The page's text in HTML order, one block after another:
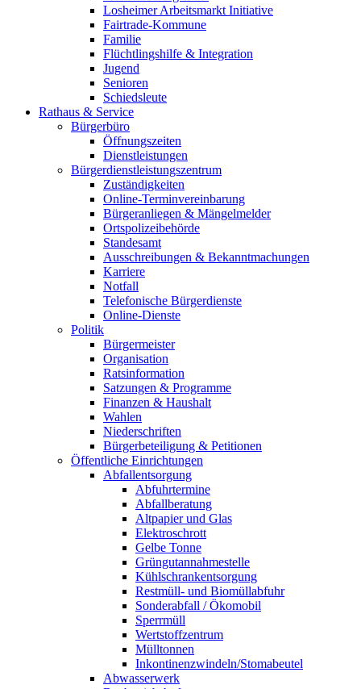
Losheimer Arbeitsmarkt Initiative
Fairtrade-Kommune
Familie
Flüchtlingshilfe & Integration
Jugend
Senioren
Schiedsleute
Rathaus & Service
Bürgerbüro
Öffnungszeiten
Dienstleistungen
Bürgerdienstleistungszentrum
Zuständigkeiten
Online-Terminvereinbarung
Bürgeranliegen & Mängelmelder
Ortspolizeibehörde
Standesamt
Ausschreibungen & Bekanntmachungen
Karriere
Notfall
Telefonische Bürgerdienste
Online-Dienste
Politik
Bürgermeister
Organisation
Ratsinformation
Satzungen & Programme
Finanzen & Haushalt
Wahlen
Niederschriften
Bürgerbeteiligung & Petitionen
Öffentliche Einrichtungen
Abfallentsorgung
Abfuhrtermine
Abfallberatung
Altpapier und Glas
Elektroschrott
Gelbe Tonne
Grüngutannahmestelle
Kühlschrankentsorgung
Restmüll- und Biomüllabfuhr
Sonderabfall / Ökomobil
Sperrmüll
Wertstoffzentrum
Mülltonnen
Inkontinenzwindeln/Stomabeutel
Abwasserwerk